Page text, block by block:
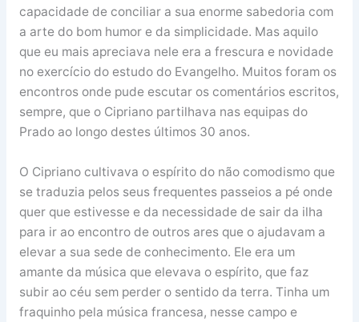
capacidade de conciliar a sua enorme sabedoria com
a arte do bom humor e da simplicidade. Mas aquilo
que eu mais apreciava nele era a frescura e novidade
no exercício do estudo do Evangelho. Muitos foram os
encontros onde pude escutar os comentários escritos,
sempre, que o Cipriano partilhava nas equipas do
Prado ao longo destes últimos 30 anos.
O Cipriano cultivava o espírito do não comodismo que
se traduzia pelos seus frequentes passeios a pé onde
quer que estivesse e da necessidade de sair da ilha
para ir ao encontro de outros ares que o ajudavam a
elevar a sua sede de conhecimento. Ele era um
amante da música que elevava o espírito, que faz
subir ao céu sem perder o sentido da terra. Tinha um
fraquinho pela música francesa, nesse campo e